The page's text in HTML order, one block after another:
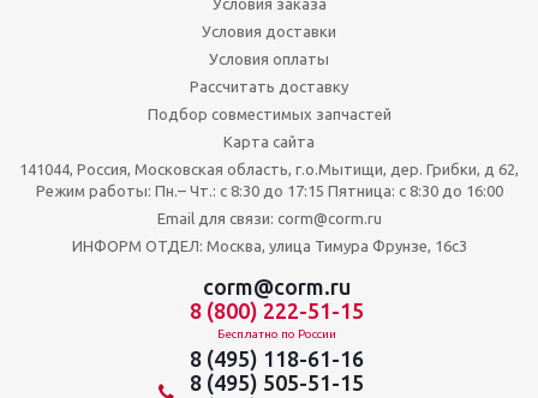
Условия заказа
Условия доставки
Условия оплаты
Рассчитать доставку
Подбор совместимых запчастей
Карта сайта
141044, Россия, Московская область, г.о.Мытищи, дер. Грибки, д 62,
Режим работы: Пн.– Чт.: с 8:30 до 17:15 Пятница: c 8:30 до 16:00
Email для связи: corm@corm.ru
ИНФОРМ ОТДЕЛ: Москва, улица Тимура Фрунзе, 16с3
corm@corm.ru
8 (800) 222-51-15
Бесплатно по России
8 (495) 118-61-16
8 (495) 505-51-15